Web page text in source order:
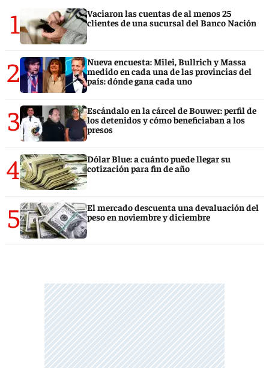
1
Vaciaron las cuentas de al menos 25
clientes de una sucursal del Banco Nación
2
Nueva encuesta: Milei, Bullrich y Massa
medido en cada una de las provincias del
país: dónde gana cada uno
3
Escándalo en la cárcel de Bouwer: perfil de
los detenidos y cómo beneficiaban a los
presos
4
Dólar Blue: a cuánto puede llegar su
cotización para fin de año
5
El mercado descuenta una devaluación del
peso en noviembre y diciembre